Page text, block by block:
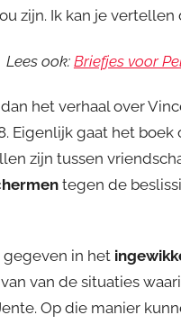
zijn. Ik kan je vertellen
Lees ook: Briefjes voor
het verhaal over
Eigenlijk gaat het
zijn tussen
tegen de
in het
van de situaties
Op die manier